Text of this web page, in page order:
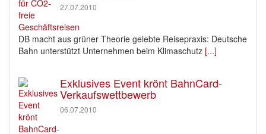
27.07.2010
DB macht aus grüner Theorie gelebte Reisepraxis: Deutsche
Bahn unterstützt Unternehmen beim Klimaschutz [...]
Exklusives Event krönt BahnCard-
Verkaufswettbewerb
06.07.2010